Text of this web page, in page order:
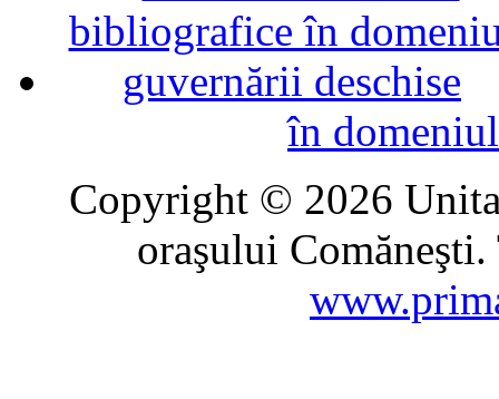
în
Copyright © 2026
oraşului